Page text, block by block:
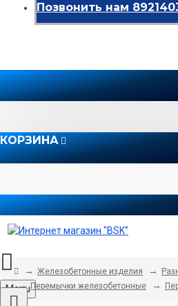
Позвонить нам
КОРЗИНА
Menu
Железобетонные изделия
Перемычки железобетонные